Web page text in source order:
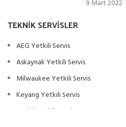
9 Mart 2022
TEKNIK SERVISLER
AEG Yetkili Servis
Askaynak Yetkili Servis
Milwaukee Yetkili Servis
Keyang Yetkili Servis
Ryobi Yetkili Servis